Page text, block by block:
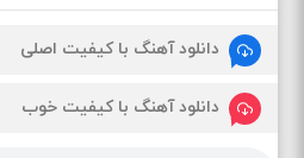
دانلود آهنگ با کیفیت اصلی
دانلود آهنگ با کیفیت خوب